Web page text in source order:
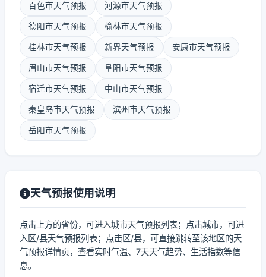
百色市天气预报 河源市天气预报
德阳市天气预报 榆林市天气预报
桂林市天气预报 新界天气预报 安康市天气预报
眉山市天气预报 阜阳市天气预报
宿迁市天气预报 中山市天气预报
秦皇岛市天气预报 滨州市天气预报
岳阳市天气预报
天气预报使用说明
点击上方的省份，可进入城市天气预报列表；点击城市，可进
入区/县天气预报列表；点击区/县，可直接跳转至该地区的天
气预报详情页，查看实时气温、7天天气趋势、生活指数等信
息。